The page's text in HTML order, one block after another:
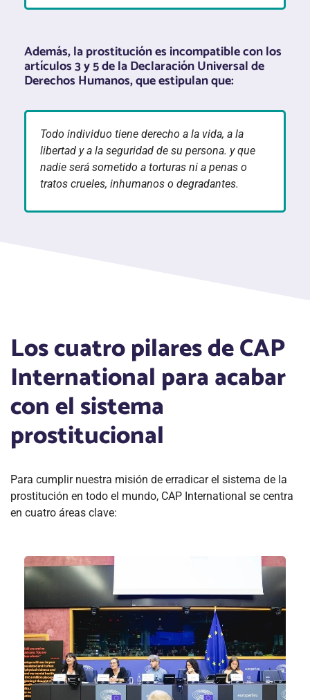
Además, la prostitución es incompatible con los
artículos 3 y 5 de la Declaración Universal de
Derechos Humanos, que estipulan que:
Todo individuo tiene derecho a la vida, a la
libertad y a la seguridad de su persona. y que
nadie será sometido a torturas ni a penas o
tratos crueles, inhumanos o degradantes.
Los cuatro pilares de CAP
International para acabar
con el sistema
prostitucional
Para cumplir nuestra misión de erradicar el sistema de la
prostitución en todo el mundo, CAP International se centra
en cuatro áreas clave: